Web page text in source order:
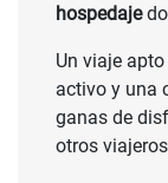
hospedaje
Un viaje
activo y una
ganas de
otros